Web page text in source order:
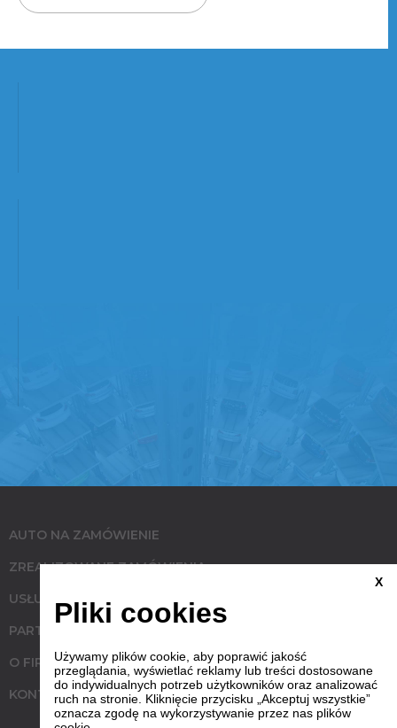
AUTO NA ZAMÓWIENIE
ZREALIZOWANE ZAMÓWIENIA
USŁUGI
PARTNERZY
O FIRMIE
KONTAKT
X
Pliki cookies
Używamy plików cookie, aby poprawić jakość
przeglądania, wyświetlać reklamy lub treści dostosowane
do indywidualnych potrzeb użytkowników oraz analizować
ruch na stronie. Kliknięcie przycisku „Akceptuj wszystkie”
oznacza zgodę na wykorzystywanie przez nas plików